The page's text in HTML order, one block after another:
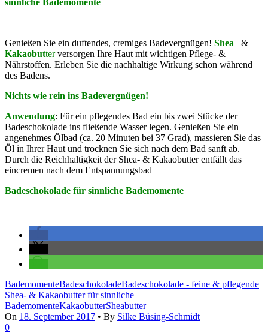
Genießen Sie ein duftendes, cremiges Badevergnügen! Shea– &
Kakaobutterversorgen Ihre Haut mit wichtigen Pflege- &
Nährstoffen. Erleben Sie die nachhaltige Wirkung schon während
des Badens.
Nichts wie rein ins Badevergnügen!
Anwendung: Für ein pflegendes Bad ein bis zwei Stücke der
Badeschokolade ins fließende Wasser legen. Genießen Sie ein
angenehmes Ölbad (ca. 20 Minuten bei 37 Grad), massieren Sie das
Öl in Ihrer Haut und trocknen Sie sich nach dem Bad sanft ab.
Durch die Reichhaltigkeit der Shea- & Kakaobutter entfällt das
eincremen nach dem Entspannungsbad
Badeschokolade für sinnliche Bademomente
BademomenteBadeschokoladeBadeschokolade - feine & pflegende
Shea- & Kakaobutter für sinnliche
BademomenteKakaobutterSheabutter
On 18. September 2017 • By Silke Büsing-Schmidt
0